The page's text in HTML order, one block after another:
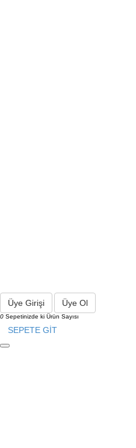
Üye Girişi Üye Ol
0 Sepetinizde ki Ürün Sayısı
SEPETE GİT